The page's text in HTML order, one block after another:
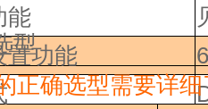
能
置功能
型
正确选型需要详